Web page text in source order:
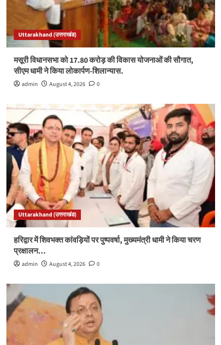
Uttarakhand (उत्तराखंड)
मसूरी विधानसभा को 17.80 करोड़ की विकास योजनाओं की सौगात,
सीएम धामी ने किया लोकार्पण-शिलान्यास.
admin August 4, 2026 0
Uttarakhand (उत्तराखंड)
हरिद्वार में शिवभक्त कांवड़ियों पर पुष्पवर्षा, मुख्यमंत्री धामी ने किया चरण
प्रक्षालन…
admin August 4, 2026 0